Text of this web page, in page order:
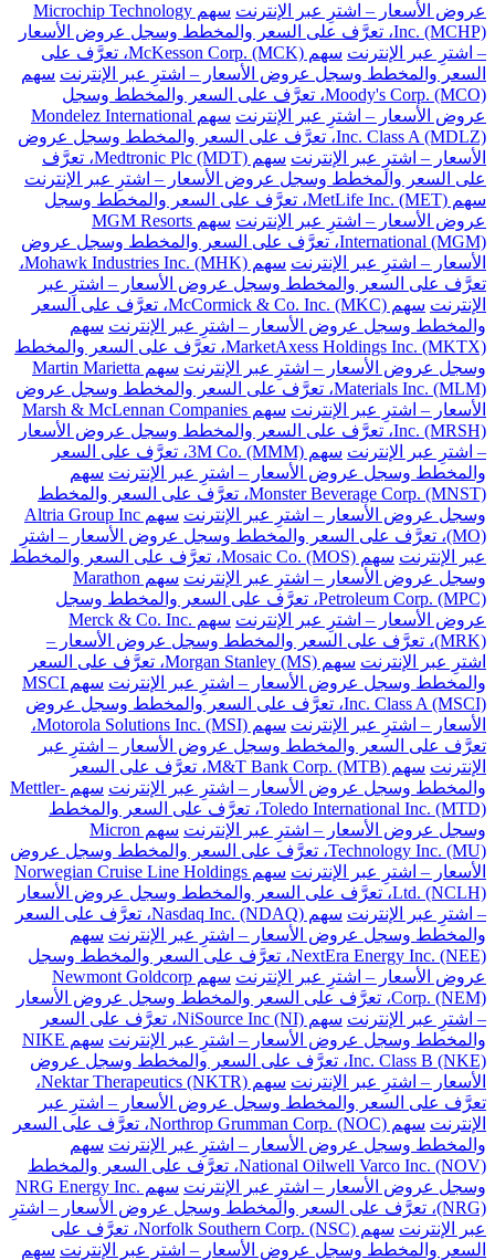
عروض الأسعار – اشترِ عبر الإنترنت
سهم Microchip Technology
Inc. (MCHP)، تعرَّف على السعر والمخطط وسجل عروض الأسعار
– اشترِ عبر الإنترنت
سهم McKesson Corp. (MCK)، تعرَّف على
السعر والمخطط وسجل عروض الأسعار – اشترِ عبر الإنترنت سهم
Moody's Corp. (MCO)، تعرَّف على السعر والمخطط وسجل
عروض الأسعار – اشترِ عبر الإنترنت
سهم Mondelez International
Inc. Class A (MDLZ)، تعرَّف على السعر والمخطط وسجل عروض
الأسعار – اشترِ عبر الإنترنت
سهم Medtronic Plc (MDT)، تعرَّف
على السعر والمخطط وسجل عروض الأسعار – اشترِ عبر الإنترنت
سهم MetLife Inc. (MET)، تعرَّف على السعر والمخطط وسجل
عروض الأسعار – اشترِ عبر الإنترنت
سهم MGM Resorts
International (MGM)، تعرَّف على السعر والمخطط وسجل عروض
الأسعار – اشترِ عبر الإنترنت
سهم Mohawk Industries Inc. (MHK)،
تعرَّف على السعر والمخطط وسجل عروض الأسعار – اشترِ عبر
الإنترنت
سهم McCormick & Co. Inc. (MKC)، تعرَّف على السعر
والمخطط وسجل عروض الأسعار – اشترِ عبر الإنترنت سهم
MarketAxess Holdings Inc. (MKTX)، تعرَّف على السعر والمخطط
وسجل عروض الأسعار – اشترِ عبر الإنترنت
سهم Martin Marietta
Materials Inc. (MLM)، تعرَّف على السعر والمخطط وسجل عروض
الأسعار – اشترِ عبر الإنترنت
سهم Marsh & McLennan Companies
Inc. (MRSH)، تعرَّف على السعر والمخطط وسجل عروض الأسعار
– اشترِ عبر الإنترنت
سهم 3M Co. (MMM)، تعرَّف على السعر
والمخطط وسجل عروض الأسعار – اشترِ عبر الإنترنت سهم
Monster Beverage Corp. (MNST)، تعرَّف على السعر والمخطط
وسجل عروض الأسعار – اشترِ عبر الإنترنت
سهم Altria Group Inc
(MO)، تعرَّف على السعر والمخطط وسجل عروض الأسعار – اشترِ
عبر الإنترنت
سهم Mosaic Co. (MOS)، تعرَّف على السعر والمخطط
وسجل عروض الأسعار – اشترِ عبر الإنترنت
سهم Marathon
Petroleum Corp. (MPC)، تعرَّف على السعر والمخطط وسجل
عروض الأسعار – اشترِ عبر الإنترنت
سهم Merck & Co. Inc.
(MRK)، تعرَّف على السعر والمخطط وسجل عروض الأسعار –
اشترِ عبر الإنترنت
سهم Morgan Stanley (MS)، تعرَّف على السعر
والمخطط وسجل عروض الأسعار – اشترِ عبر الإنترنت
سهم MSCI
Inc. Class A (MSCI)، تعرَّف على السعر والمخطط وسجل عروض
الأسعار – اشترِ عبر الإنترنت
سهم Motorola Solutions Inc. (MSI)،
تعرَّف على السعر والمخطط وسجل عروض الأسعار – اشترِ عبر
الإنترنت
سهم M&T Bank Corp. (MTB)، تعرَّف على السعر
والمخطط وسجل عروض الأسعار – اشترِ عبر الإنترنت
سهم Mettler-
Toledo International Inc. (MTD)، تعرَّف على السعر والمخطط
وسجل عروض الأسعار – اشترِ عبر الإنترنت
سهم Micron
Technology Inc. (MU)، تعرَّف على السعر والمخطط وسجل عروض
الأسعار – اشترِ عبر الإنترنت
سهم Norwegian Cruise Line Holdings
Ltd. (NCLH)، تعرَّف على السعر والمخطط وسجل عروض الأسعار
– اشترِ عبر الإنترنت
سهم Nasdaq Inc. (NDAQ)، تعرَّف على السعر
والمخطط وسجل عروض الأسعار – اشترِ عبر الإنترنت سهم
NextEra Energy Inc. (NEE)، تعرَّف على السعر والمخطط وسجل
عروض الأسعار – اشترِ عبر الإنترنت
سهم Newmont Goldcorp
Corp. (NEM)، تعرَّف على السعر والمخطط وسجل عروض الأسعار
– اشترِ عبر الإنترنت
سهم NiSource Inc (NI)، تعرَّف على السعر
والمخطط وسجل عروض الأسعار – اشترِ عبر الإنترنت
سهم NIKE
Inc. Class B (NKE)، تعرَّف على السعر والمخطط وسجل عروض
الأسعار – اشترِ عبر الإنترنت
سهم Nektar Therapeutics (NKTR)،
تعرَّف على السعر والمخطط وسجل عروض الأسعار – اشترِ عبر
الإنترنت
سهم Northrop Grumman Corp. (NOC)، تعرَّف على السعر
والمخطط وسجل عروض الأسعار – اشترِ عبر الإنترنت سهم
National Oilwell Varco Inc. (NOV)، تعرَّف على السعر والمخطط
وسجل عروض الأسعار – اشترِ عبر الإنترنت
سهم NRG Energy Inc.
(NRG)، تعرَّف على السعر والمخطط وسجل عروض الأسعار – اشترِ
عبر الإنترنت
سهم Norfolk Southern Corp. (NSC)، تعرَّف على
السعر والمخطط وسجل عروض الأسعار – اشترِ عبر الإنترنت سهم